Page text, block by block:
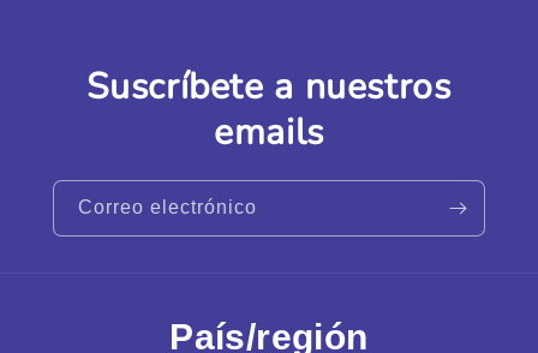
Suscríbete a nuestros
emails
Correo electrónico
País/región